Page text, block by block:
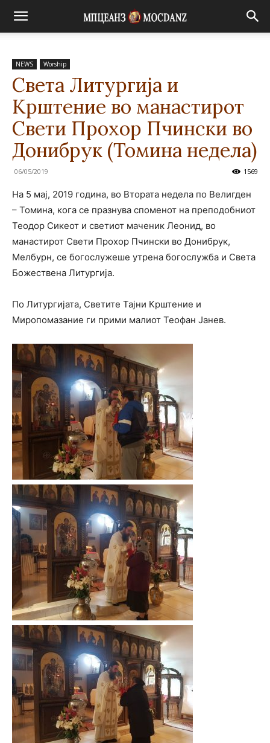
NEWS Worship
Света Литургија и
Крштение во манастирот
Свети Прохор Пчински во
Донибрук (Томина недела)
06/05/2019 1569
На 5 мај, 2019 година, во Втората недела по Велигден
– Томина, кога се празнува споменот на преподобниот
Теодор Сикеот и светиот маченик Леонид, во
манастирот Свети Прохор Пчински во Донибрук,
Мелбурн, се богослужеше утрена богослужба и Света
Божествена Литургија.
По Литургијата, Светите Тајни Крштение и
Миропомазание ги прими малиот Теофан Јанев.